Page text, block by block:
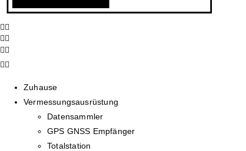
Zuhause
Vermessungsausrüstung
Datensammler
GPS GNSS Empfänger
Totalstation